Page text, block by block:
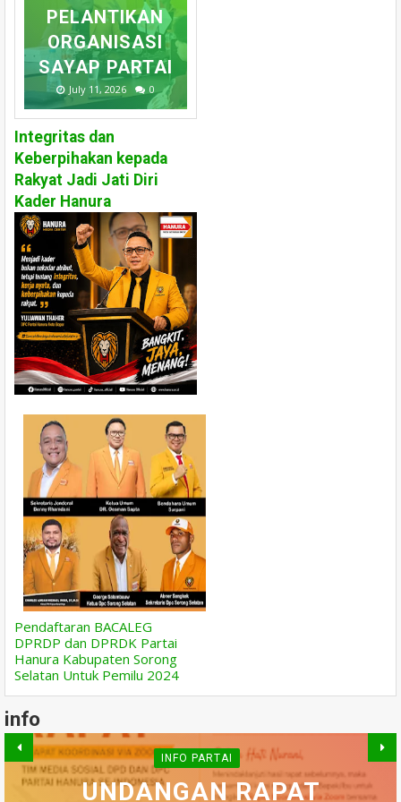
PELANTIKAN
ORGANISASI
SAYAP PARTAI
July 11, 2026 0
Integritas dan
Keberpihakan kepada
Rakyat Jadi Jati Diri
Kader Hanura
Pendaftaran BACALEG
DPRDP dan DPRDK Partai
Hanura Kabupaten Sorong
Selatan Untuk Pemilu 2024
info
INFO PARTAI
UNDANGAN RAPAT
SEKJEN DPP PARTAI
HANURA BENNY